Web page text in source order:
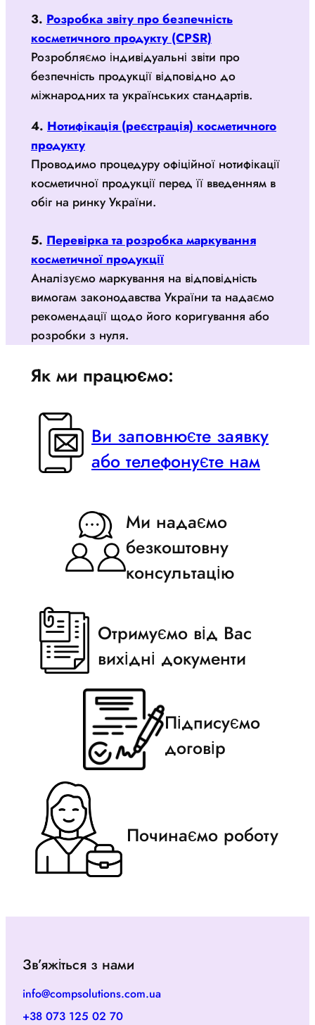
3. Розробка звіту про безпечність
косметичного продукту (CPSR)
Розробляємо індивідуальні звіти про
безпечність продукції відповідно до
міжнародних та українських стандартів.
4. Нотифікація (реєстрація) косметичного
продукту
Проводимо процедуру офіційної нотифікації
косметичної продукції перед її введенням в
обіг на ринку України.
5. Перевірка та розробка маркування
косметичної продукції
Аналізуємо маркування на відповідність
вимогам законодавства України та надаємо
рекомендації щодо його коригування або
розробки з нуля.
Як ми працюємо:
Ви заповнюєте заявку
або телефонуєте нам
Ми надаємо
безкоштовну
консультацію
Отримуємо від Вас
вихідні документи
Підписуємо
договір
Починаємо роботу
Зв’яжіться з нами
info@compsolutions.com.ua
+38 073 125 02 70